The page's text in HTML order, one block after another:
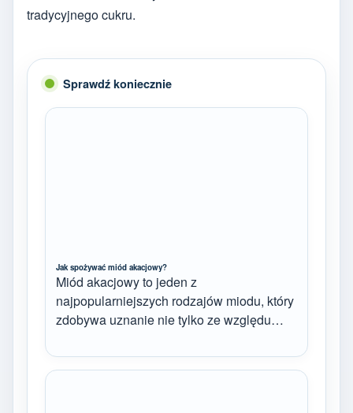
tradycyjnego cukru.
Sprawdź koniecznie
Jak spożywać miód akacjowy?
Miód akacjowy to jeden z
najpopularniejszych rodzajów miodu, który
zdobywa uznanie nie tylko ze względu…